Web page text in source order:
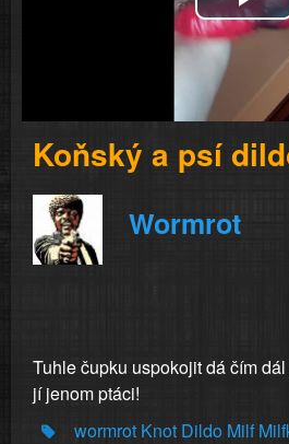
Koňský a psí
Wormrot
Tuhle čupku uspokojit dá čím
jí jenom ptáci!
wormrot Knot Dildo Milf